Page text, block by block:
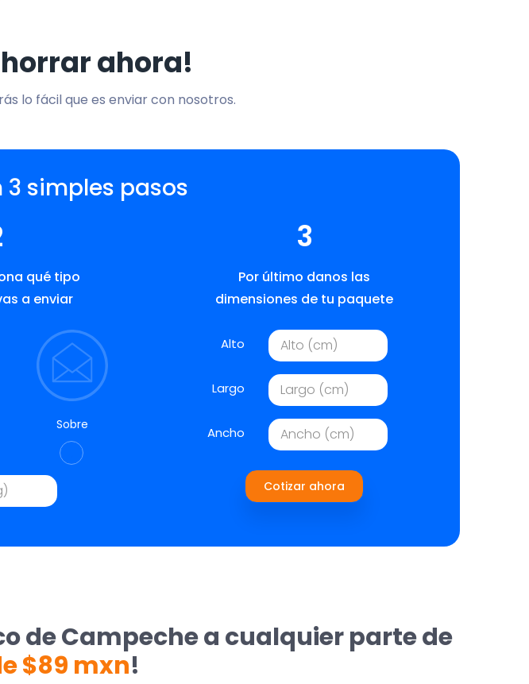
ahora!
lo fácil que es enviar con nosotros.
simples pasos
qué tipo
a enviar
Sobre
3
Por último danos las
dimensiones de tu paquete
Alto
Largo
Ancho
Cotizar ahora
de Campeche a cualquier parte de
$89 mxn!